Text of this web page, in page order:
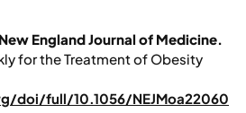
England Journal of Medicine.
for the Treatment of Obesity
doi/full/10.1056/NEJMoa22060